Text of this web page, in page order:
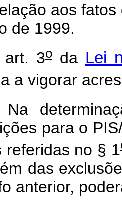
aos
de 1999.
3o da Lei
a vigorar
para o
referidas no § 1
das
anterior,